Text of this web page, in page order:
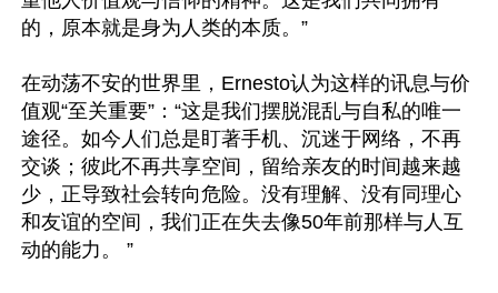
的，原本就是身为人类的本质。”
在动荡不安的世界里，Ernesto认为这样的讯息与价
值观“至关重要”：“这是我们摆脱混乱与自私的唯一
途径。如今人们总是盯著手机、沉迷于网络，不再
交谈；彼此不再共享空间，留给亲友的时间越来越
少，正导致社会转向危险。没有理解、没有同理心
和友谊的空间，我们正在失去像50年前那样与人互
动的能力。 ”